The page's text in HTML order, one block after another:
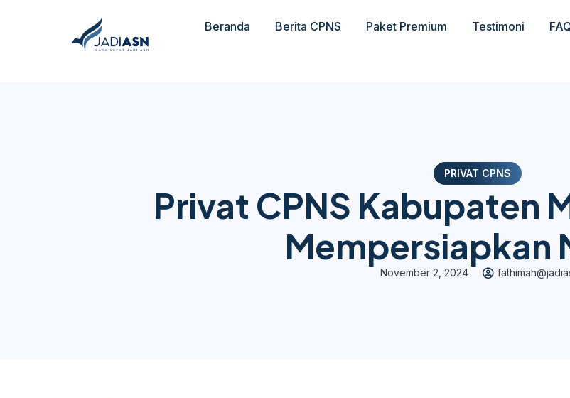
Beranda Berita CPNS Paket Premium Testimoni
PRIVAT CPNS
Privat CPNS Kabupaten
Mempersiapkan
November 2, 2024